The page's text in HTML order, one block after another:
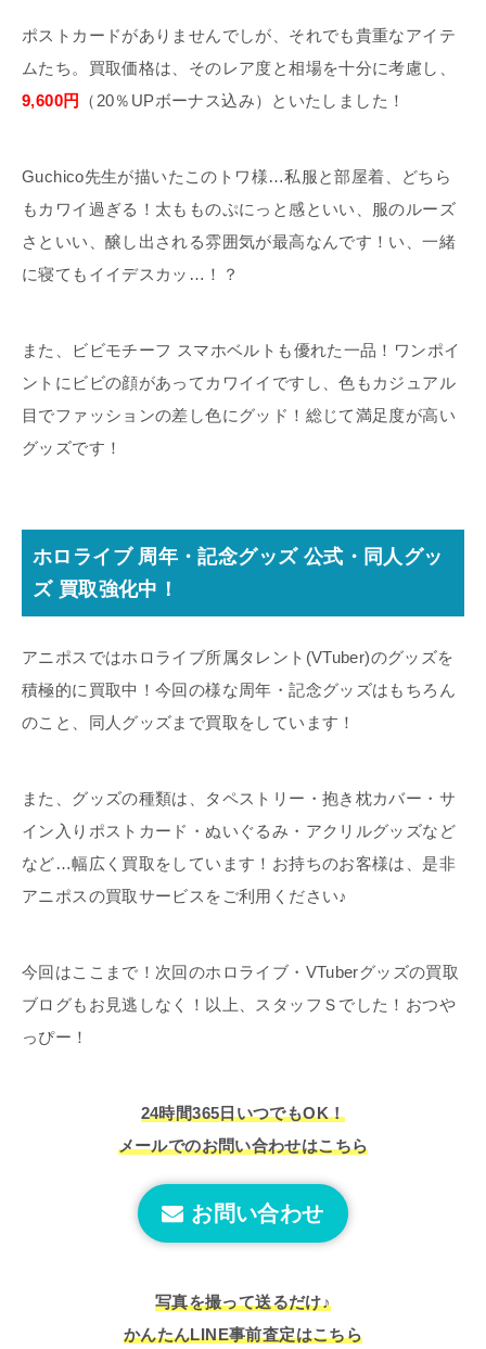
ポストカードがありませんでしが、それでも貴重なアイテ
ムたち。買取価格は、そのレア度と相場を十分に考慮し、
9,600円
（20％UPボーナス込み）といたしました！
Guchico先生が描いたこのトワ様…私服と部屋着、どちら
もカワイ過ぎる！太もものぷにっと感といい、服のルーズ
さといい、醸し出される雰囲気が最高なんです！い、一緒
に寝てもイイデスカッ…！？
また、ビビモチーフ スマホベルトも優れた一品！ワンポイ
ントにビビの顔があってカワイイですし、色もカジュアル
目でファッションの差し色にグッド！総じて満足度が高い
グッズです！
ホロライブ 周年・記念グッズ 公式・同人グッ
ズ 買取強化中！
アニポスではホロライブ所属タレント(VTuber)のグッズを
積極的に買取中！今回の様な周年・記念グッズはもちろん
のこと、同人グッズまで買取をしています！
また、グッズの種類は、タペストリー・抱き枕カバー・サ
イン入りポストカード・ぬいぐるみ・アクリルグッズなど
など…幅広く買取をしています！お持ちのお客様は、是非
アニポスの買取サービスをご利用ください♪
今回はここまで！次回のホロライブ・VTuberグッズの買取
ブログもお見逃しなく！以上、スタッフＳでした！おつや
っぴー！
24時間365日いつでもOK！
メールでのお問い合わせはこちら
お問い合わせ
写真を撮って送るだけ♪
かんたんLINE事前査定はこちら